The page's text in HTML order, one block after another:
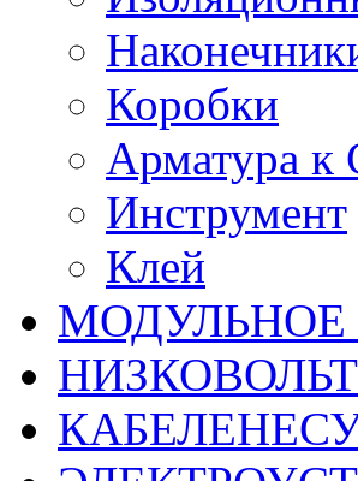
Коробки
Арматура
Инструмент
Клей
МОДУЛЬНОЕ